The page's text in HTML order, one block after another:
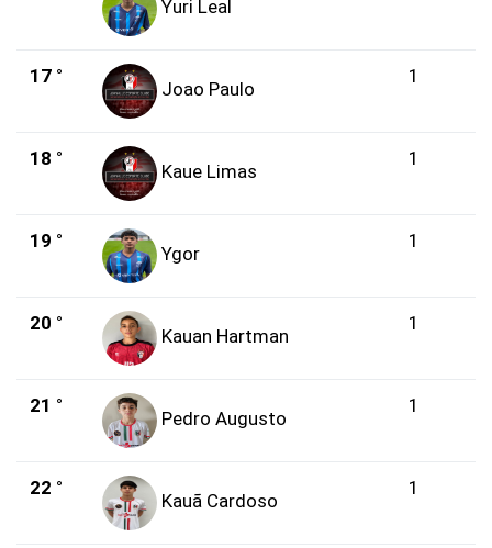
Yuri Leal
17 °
Joao Paulo
1
18 °
Kaue Limas
1
19 °
Ygor
1
20 °
Kauan Hartman
1
21 °
Pedro Augusto
1
22 °
Kauã Cardoso
1